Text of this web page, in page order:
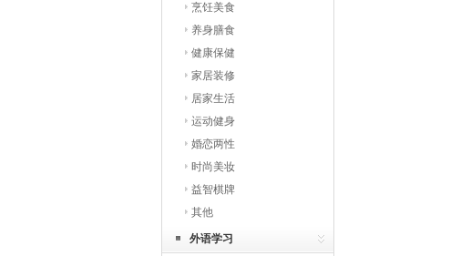
烹饪美食
养身膳食
健康保健
家居装修
居家生活
运动健身
婚恋两性
时尚美妆
益智棋牌
其他
外语学习